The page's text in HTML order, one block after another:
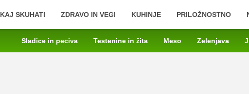
KAJ SKUHATI ZDRAVO IN VEGI KUHINJE PRILOŽNOSTNO
Sladice in peciva Testenine in žita Meso Zelenjava